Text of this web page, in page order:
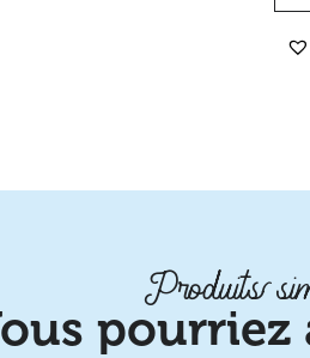
Produits
pourriez